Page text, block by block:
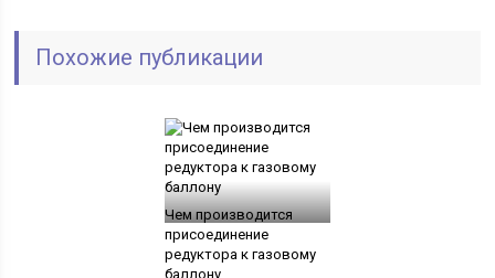
Похожие публикации
Чем производится
присоединение
редуктора к газовому
баллону